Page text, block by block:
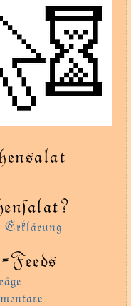
Erklärung